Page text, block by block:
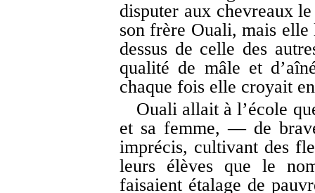
disputer aux chevreaux
son frère Ouali, mais
dessus de celle des
qualité de mâle et
chaque fois elle croyait
Ouali allait à l’école
et sa femme, — de
imprécis, cultivant des
leurs élèves que le
faisaient étalage de